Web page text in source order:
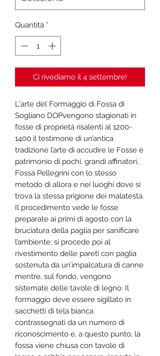
Quantità *
Ci rivediamo il 4 settembre!
L'arte del Formaggio di Fossa di
Sogliano DOPvengono stagionati in
fosse di proprietà risalenti al 1200-
1400 il testimone di un’antica
tradizione l’arte di accudire le Fosse è
patrimonio di pochi, grandi affinatori,
Fossa Pellegrini con lo stesso
metodo di allora e nei luoghi dove si
trova la stessa prigione dei malatesta.
Il procedimento vede le fosse
preparate ai primi di agosto con la
bruciatura della paglia per sanificare
l’ambiente; si procede poi al
rivestimento delle pareti con paglia
sostenuta da un’impalcatura di canne
mentre, sul fondo, vengono
sistemate delle tavole di legno. Il
formaggio deve essere sigillato in
sacchetti di tela bianca
contrassegnati da un numero di
riconoscimento e, a questo punto, la
fossa viene chiusa con tavole di